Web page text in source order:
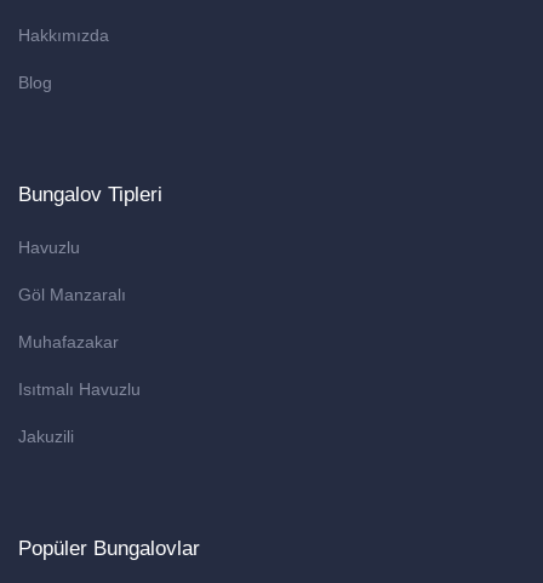
Hakkımızda
Blog
Bungalov Tipleri
Havuzlu
Göl Manzaralı
Muhafazakar
Isıtmalı Havuzlu
Jakuzili
Popüler Bungalovlar